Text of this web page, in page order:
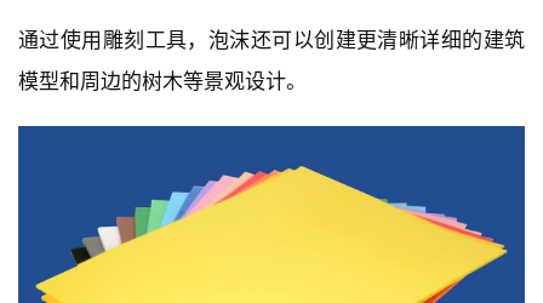
通过使用雕刻工具，泡沫还可以创建更清晰详细的建筑
模型和周边的树木等景观设计。